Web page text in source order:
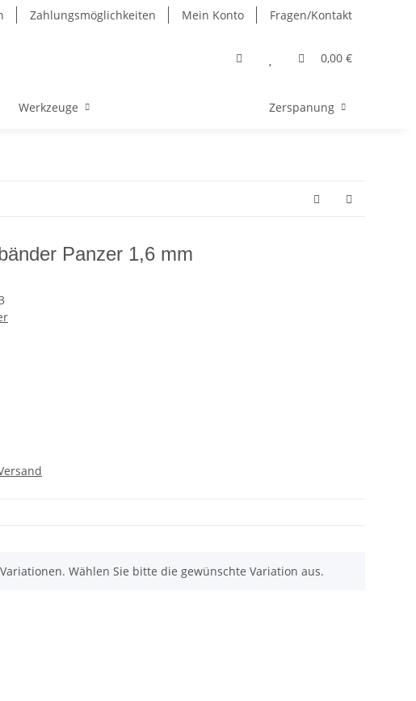
Zahlungsmöglichkeiten Mein Konto Fragen/Kontakt
0,00 €
Werkzeuge Zerspanung
Panzer 1,6 mm
Wählen Sie bitte die gewünschte Variation aus.